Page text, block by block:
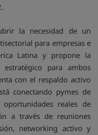
la necesidad de un
para empresas e
Latina y propone la
para ambos
con el respaldo activo
conectando pymes de
reales de
a través de reuniones
networking activo y